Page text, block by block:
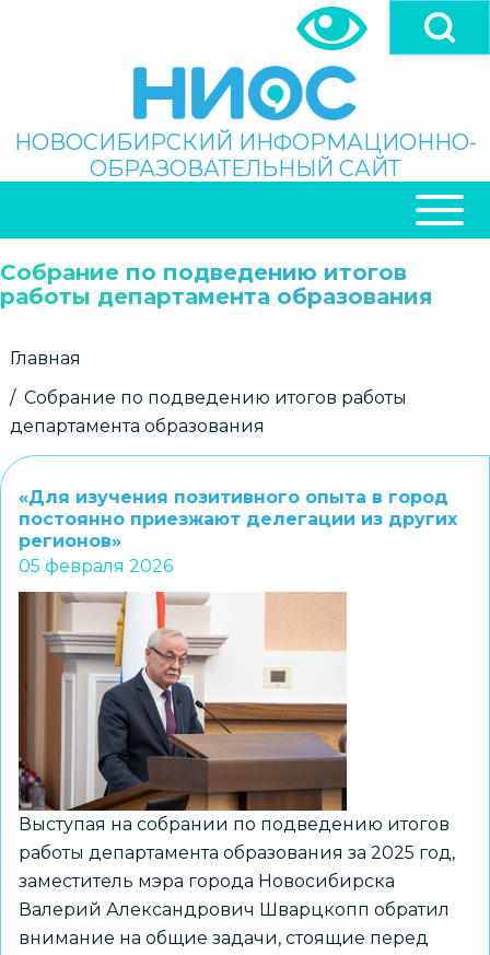
Поиск
НОВОСИБИРСКИЙ ИНФОРМАЦИОННО-
ОБРАЗОВАТЕЛЬНЫЙ САЙТ
НАВИГАЦИЯ
Собрание по подведению итогов
работы департамента образования
Строка
Главная
Собрание по подведению итогов работы
департамента образования
«Для изучения позитивного опыта в город
постоянно приезжают делегации из других
регионов»
05 февраля 2026
Выступая на собрании по подведению итогов
работы департамента образования за 2025 год,
заместитель мэра города Новосибирска
Валерий Александрович Шварцкопп обратил
внимание на общие задачи, стоящие перед